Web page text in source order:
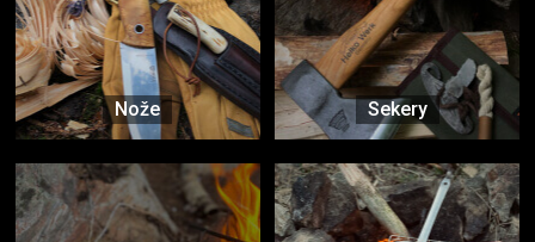
Nože Sekery